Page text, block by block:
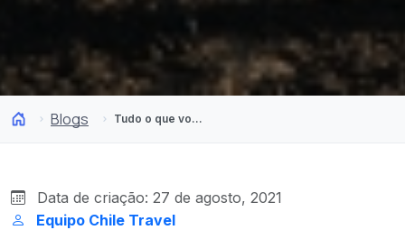
Blogs Tudo o que você precisa saber sobre Araucária, a árvore nacional do Chile
Data de criação: 27 de agosto, 2021
Equipo Chile Travel